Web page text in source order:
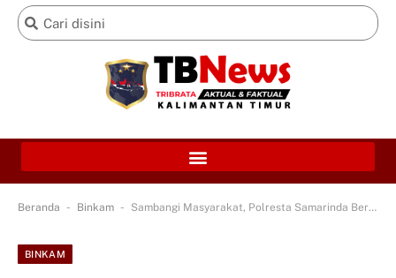
Beranda - Binkam - Sambangi Masyarakat, Polresta Samarinda Berikan Himbauaan untuk Selalu Menjaga Dan Memelihara Keamanan
BINKAM